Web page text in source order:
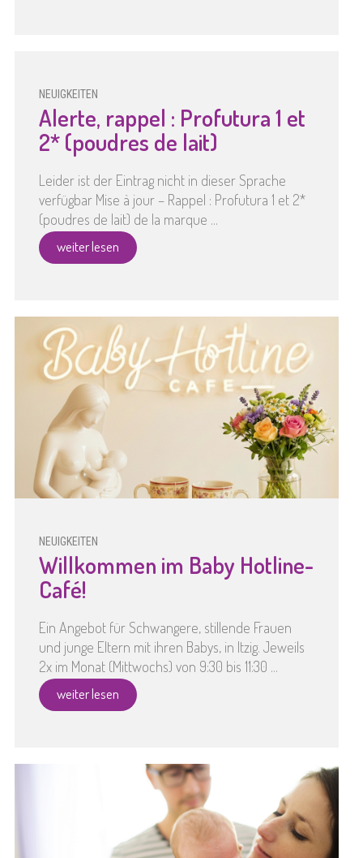
NEUIGKEITEN
Alerte, rappel : Profutura 1 et
2* (poudres de lait)
Leider ist der Eintrag nicht in dieser Sprache
verfügbar Mise à jour – Rappel : Profutura 1 et 2*
(poudres de lait) de la marque ...
weiter lesen
NEUIGKEITEN
Willkommen im Baby Hotline-
Café!
Ein Angebot für Schwangere, stillende Frauen
und junge Eltern mit ihren Babys, in Itzig. Jeweils
2x im Monat (Mittwochs) von 9:30 bis 11:30 ...
weiter lesen